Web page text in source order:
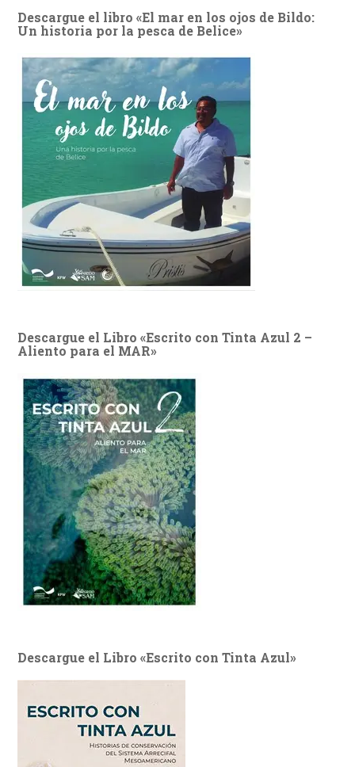
Descargue el libro «El mar en los ojos de Bildo:
Un historia por la pesca de Belice»
Descargue el Libro «Escrito con Tinta Azul 2 –
Aliento para el MAR»
Descargue el Libro «Escrito con Tinta Azul»